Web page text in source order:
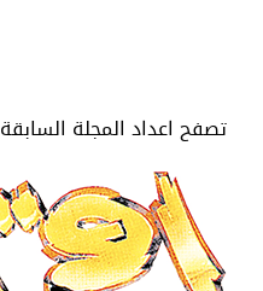
تصفح اعداد المجلة السابقة PDF .. اضغط الشعار